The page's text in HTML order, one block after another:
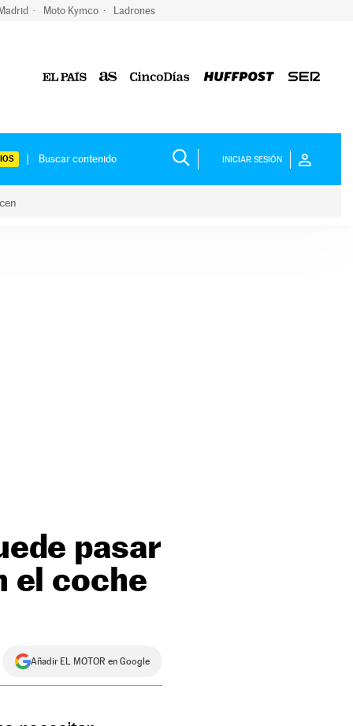
Moto Kymco Ladrones
INICIAR SESIÓN
pasar
el coche
Añadir EL MOTOR en Google